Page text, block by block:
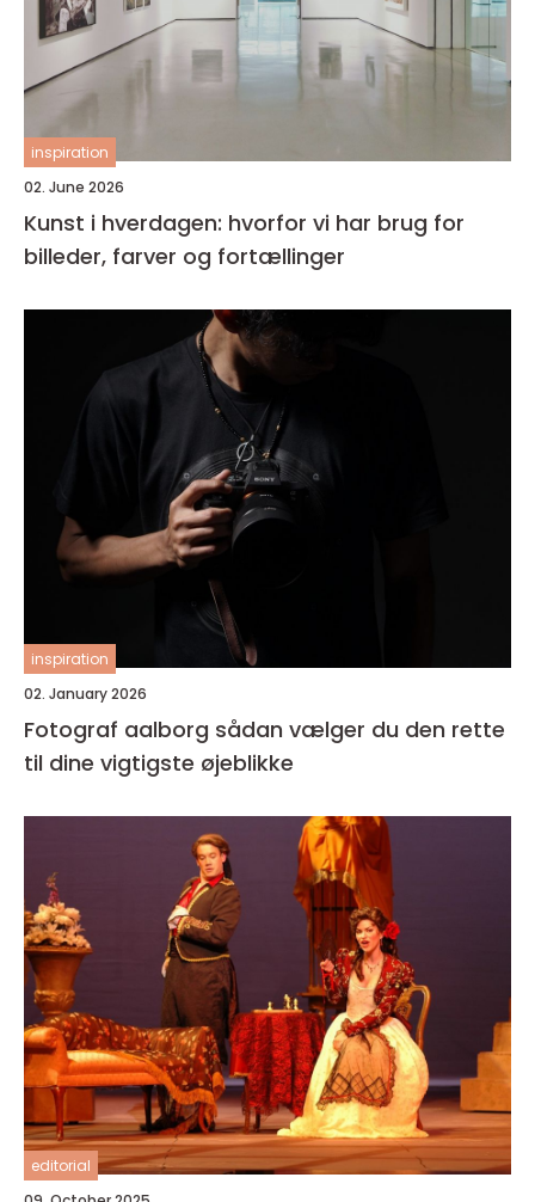
inspiration
02. June 2026
Kunst i hverdagen: hvorfor vi har brug for
billeder, farver og fortællinger
inspiration
02. January 2026
Fotograf aalborg sådan vælger du den rette
til dine vigtigste øjeblikke
editorial